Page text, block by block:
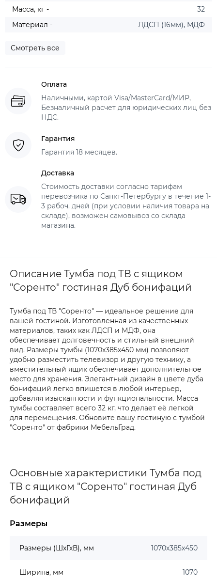
Масса, кг -
32
Материал -
ЛДСП (16мм), МДФ
Смотреть все
Оплата
Наличными, картой Visa/MasterCard/МИР,
Безналичный расчет для юридических лиц без
НДС.
Гарантия
Гарантия 18 месяцев.
Доставка
Стоимость доставки согласно тарифам
перевозчика по Санкт-Петербургу в течение 1-
3 рабоч. дней (при условии наличия товара на
складе), возможен самовывоз со склада
магазина.
Описание Тумба под ТВ с ящиком
"Соренто" гостиная Дуб бонифаций
Тумба под ТВ "Соренто" — идеальное решение для
вашей гостиной. Изготовленная из качественных
материалов, таких как ЛДСП и МДФ, она
обеспечивает долговечность и стильный внешний
вид. Размеры тумбы (1070х385х450 мм) позволяют
удобно разместить телевизор и другую технику, а
вместительный ящик обеспечивает дополнительное
место для хранения. Элегантный дизайн в цвете дуба
бонифаций легко впишется в любой интерьер,
добавляя изысканности и функциональности. Масса
тумбы составляет всего 32 кг, что делает её легкой
для перемещения. Обновите вашу гостиную с тумбой
"Соренто" от фабрики МебельГрад.
Основные характеристики Тумба под
ТВ с ящиком "Соренто" гостиная Дуб
бонифаций
Размеры
Размеры (ШхГхВ), мм 1070х385х450
Ширина, мм 1070